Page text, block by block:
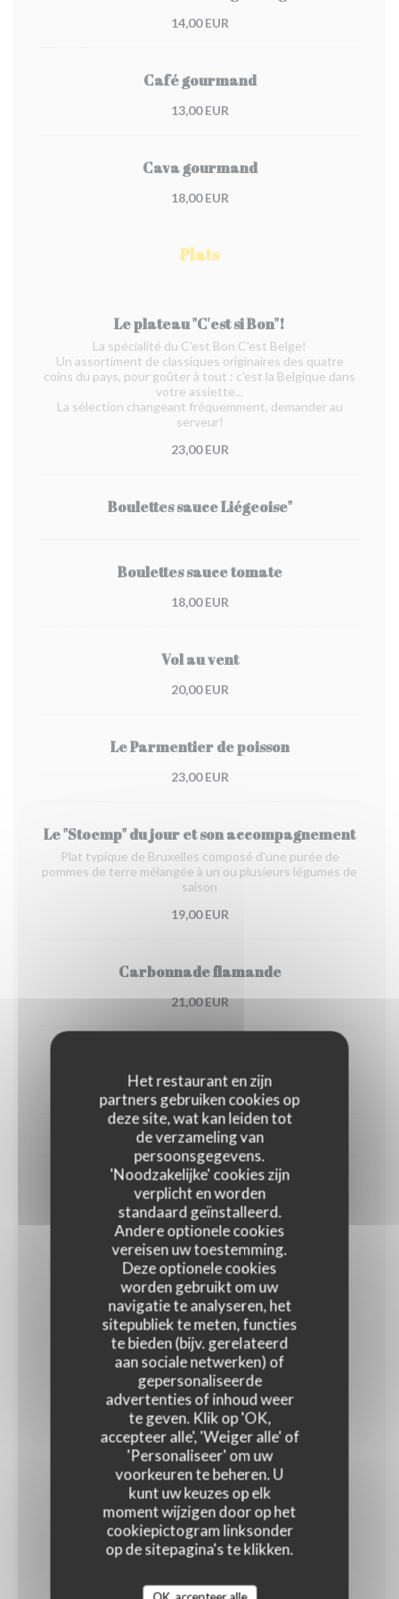
Het restaurant en zijn
partners gebruiken cookies op
deze site, wat kan leiden tot
de verzameling van
persoonsgegevens.
'Noodzakelijke' cookies zijn
verplicht en worden
standaard geïnstalleerd.
Andere optionele cookies
vereisen uw toestemming.
Deze optionele cookies
worden gebruikt om uw
navigatie te analyseren, het
sitepubliek te meten, functies
te bieden (bijv. gerelateerd
aan sociale netwerken) of
gepersonaliseerde
advertenties of inhoud weer
te geven. Klik op 'OK,
accepteer alle', 'Weiger alle' of
'Personaliseer' om uw
voorkeuren te beheren. U
kunt uw keuzes op elk
moment wijzigen door op het
cookiepictogram linksonder
op de sitepagina's te klikken.
14,00 EUR
Café gourmand
13,00 EUR
Cava gourmand
18,00 EUR
Plats
Le plateau "C'est si Bon"!
La spécialité du C'est Bon C'est Belge!
Un assortiment de classiques originaires des quatre
coins du pays, pour goûter à tout : c'est la Belgique dans
votre assiette...
La sélection changeant fréquemment, demander au
serveur!
23,00 EUR
Boulettes sauce Liégeoise"
Boulettes sauce tomate
18,00 EUR
Vol au vent
20,00 EUR
Le Parmentier de poisson
23,00 EUR
Le "Stoemp" du jour et son accompagnement
Plat typique de Bruxelles composé d'une purée de
pommes de terre mélangée à un ou plusieurs légumes de
saison
19,00 EUR
Carbonnade flamande
21,00 EUR
20,00 EUR
EN SAISON, DE FIN OCTOBRE À DÉBUT AVRIL
Chicons gratin
Endives, jambon, purée, fromage
23,00 EUR
Bruxiflette
Pomme de terre, chicons, lardons, fromage
23,00 EUR
Et pour nos Ketjes
Gamins
10,00 EUR
PLAT AU CHOIX
14,00 EUR